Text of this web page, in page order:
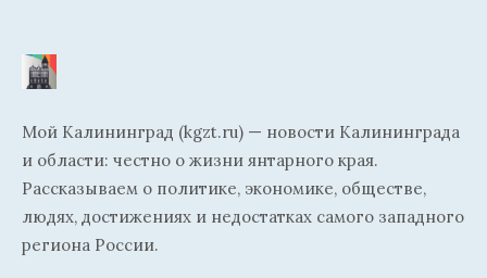
Мой Калининград (kgzt.ru) — новости Калининграда
и области: честно о жизни янтарного края.
Рассказываем о политике, экономике, обществе,
людях, достижениях и недостатках самого западного
региона России.